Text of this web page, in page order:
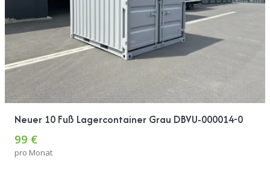
Neuer 10 Fuß Lagercontainer Grau DBVU-000014-0
99 €
pro Monat